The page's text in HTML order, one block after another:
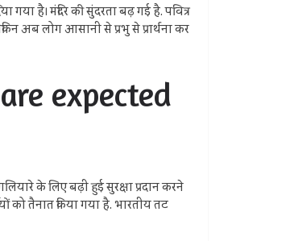
है। मंदिर की सुंदरता बढ़ गई है. पवित्र
अब लोग आसानी से प्रभु से प्रार्थना कर
expected
के लिए बढ़ी हुई सुरक्षा प्रदान करने
को तैनात किया गया है. भारतीय तट